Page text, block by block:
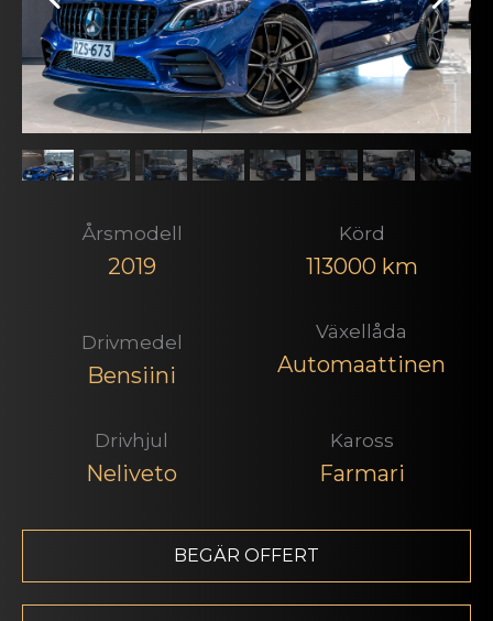
Årsmodell
2019
Körd
113000 km
Drivmedel
Bensiini
Växellåda
Automaattinen
Drivhjul
Neliveto
Kaross
Farmari
BEGÄR OFFERT